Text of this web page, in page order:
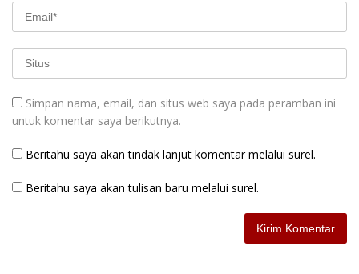
Simpan nama, email, dan situs web saya pada peramban ini
untuk komentar saya berikutnya.
Beritahu saya akan tindak lanjut komentar melalui surel.
Beritahu saya akan tulisan baru melalui surel.